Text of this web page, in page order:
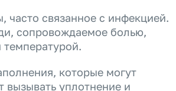
часто связанное с инфекцией.
сопровождаемое болью,
которые могут
вызывать уплотнение и